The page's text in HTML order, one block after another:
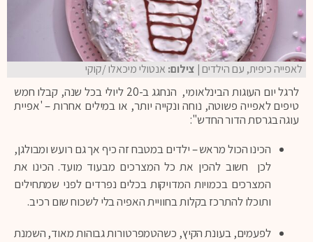
לאפייה כיפית, עם הילדים | צילום: אנטולי מיכאלו /קוקי
לרגל יום העוגות הבינלאומי, הנחגג ב-20 ליולי בכל שנה, קבלו חמש
טיפים לאפייה פשוטה, נוחה ונקייה יותר, או במילים אחרות – 'אפיית
עוגה בגרסת הדור החדש":
הכינו הכול מראש – ילדים במטבח זה כיף אך גם רועש ומבולגן,
לכן חשוב להכין את כל המצרכים מבעוד מועד. הכינו את
המצרכים בכמויות המדויקות בכלים נפרדים לפני שמתחילים
ותוכלו להתרכז בקלות בחוויית האפיה בלי לשכוח שום רכיב.
לפעמים, בעונת הקיץ, כשהטמפרטורות גבוהות מאוד, השמנת